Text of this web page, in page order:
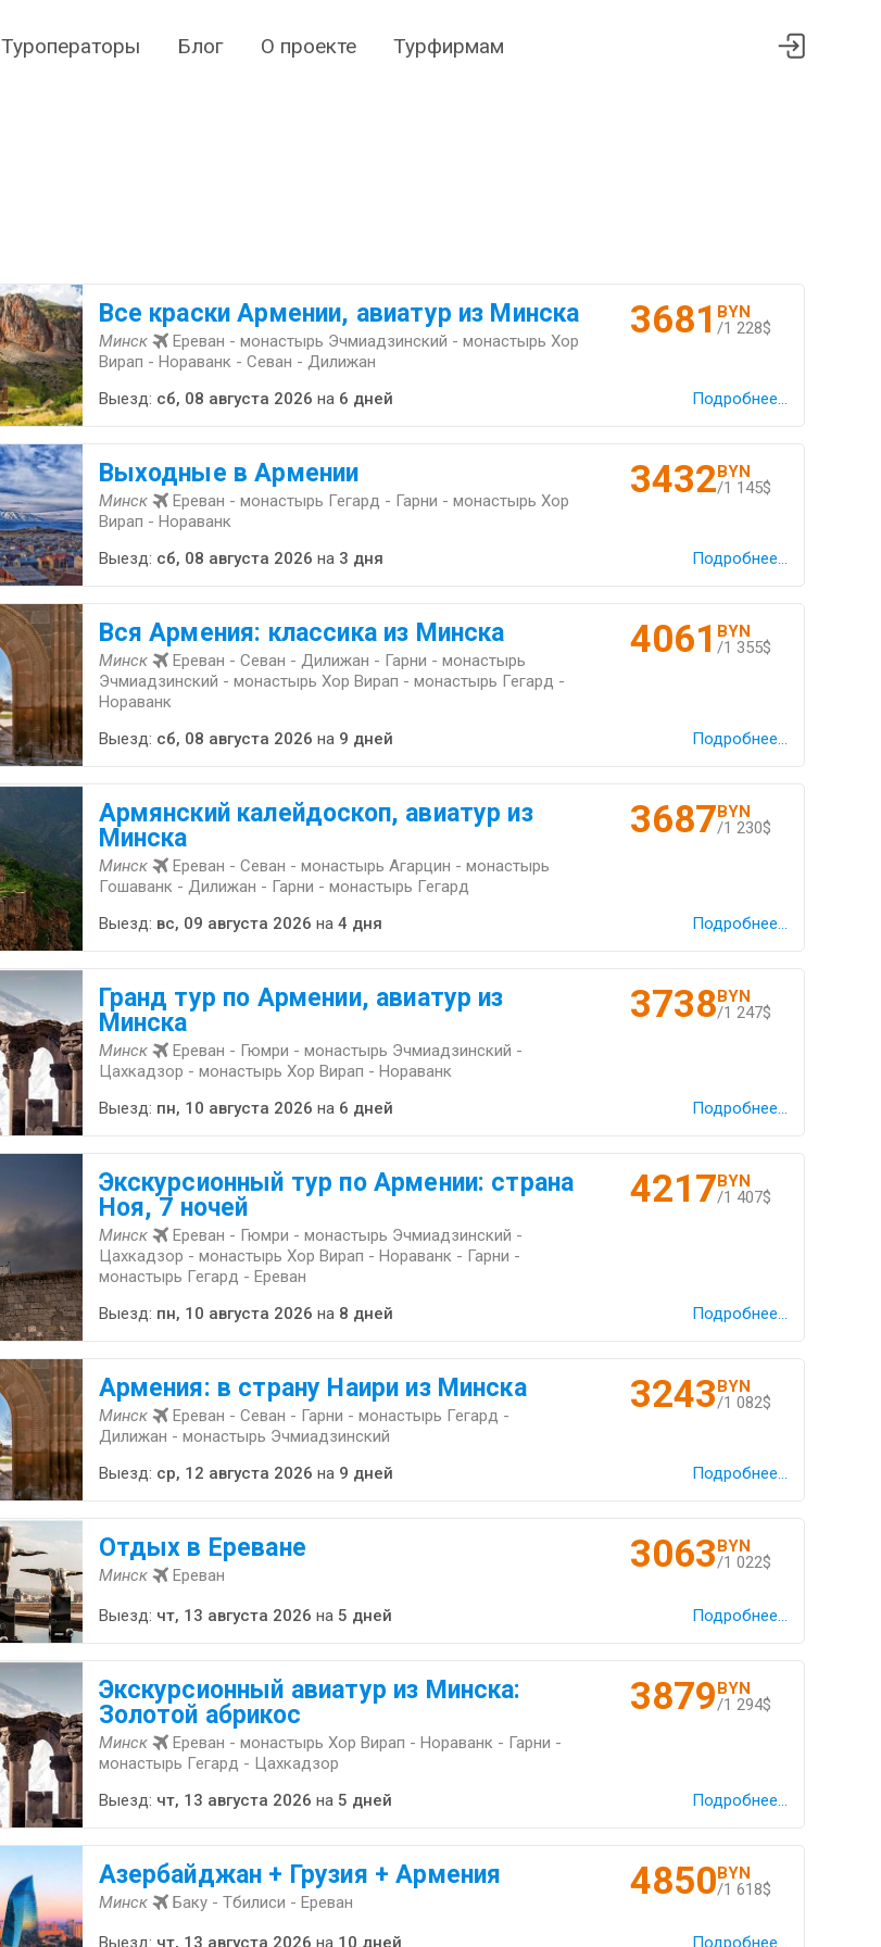
Туроператоры Блог О проекте Турфирмам
Все краски Армении, авиатур из Минска
Минск
Ереван - монастырь Эчмиадзинский - монастырь Хор
Вирап - Нораванк - Севан - Дилижан
3681 BYN
/1 228$
Выезд: сб, 08 августа 2026 на 6 дней Подробнее...
Выходные в Армении
Минск
Ереван - монастырь Гегард - Гарни - монастырь Хор
Вирап - Нораванк
3432BYN
/1 145$
Выезд: сб, 08 августа 2026 на 3 дня Подробнее...
Вся Армения: классика из Минска
Минск
Ереван - Севан - Дилижан - Гарни - монастырь
Эчмиадзинский - монастырь Хор Вирап - монастырь Гегард -
Нораванк
4061 BYN
/1 355$
Выезд: сб, 08 августа 2026 на 9 дней Подробнее...
Армянский калейдоскоп, авиатур из
Минска
Минск
Ереван - Севан - монастырь Агарцин - монастырь
Гошаванк - Дилижан - Гарни - монастырь Гегард
3687BYN
/1 230$
Выезд: вс, 09 августа 2026 на 4 дня Подробнее...
Гранд тур по Армении, авиатур из
Минска
Минск
Ереван - Гюмри - монастырь Эчмиадзинский -
Цахкадзор - монастырь Хор Вирап - Нораванк
3738BYN
/1 247$
Выезд: пн, 10 августа 2026 на 6 дней Подробнее...
Экскурсионный тур по Армении: страна
Ноя, 7 ночей
Минск
Ереван - Гюмри - монастырь Эчмиадзинский -
Цахкадзор - монастырь Хор Вирап - Нораванк - Гарни -
монастырь Гегард - Ереван
4217BYN
/1 407$
Выезд: пн, 10 августа 2026 на 8 дней Подробнее...
Армения: в страну Наири из Минска
Минск
Ереван - Севан - Гарни - монастырь Гегард -
Дилижан - монастырь Эчмиадзинский
3243BYN
/1 082$
Выезд: ср, 12 августа 2026 на 9 дней Подробнее...
Отдых в Ереване
Минск Ереван 3063BYN
/1 022$
Выезд: чт, 13 августа 2026 на 5 дней Подробнее...
Экскурсионный авиатур из Минска:
Золотой абрикос
Минск
Ереван - монастырь Хор Вирап - Нораванк - Гарни -
монастырь Гегард - Цахкадзор
3879BYN
/1 294$
Выезд: чт, 13 августа 2026 на 5 дней Подробнее...
Азербайджан + Грузия + Армения
Минск Баку - Тбилиси - Ереван 4850BYN
/1 618$
Выезд: чт, 13 августа 2026 на 10 дней Подробнее...